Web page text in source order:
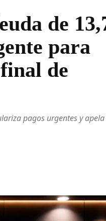
de
para
de
pagos urgentes y